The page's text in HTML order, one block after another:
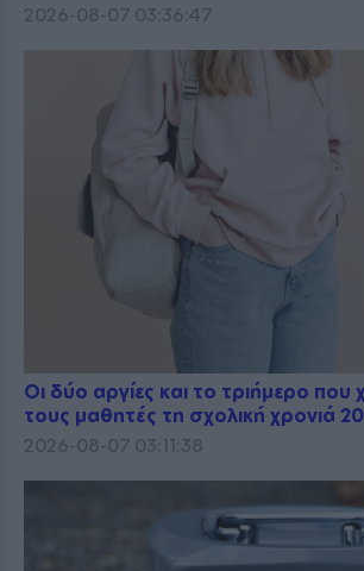
2026-08-07 03:36:47
Οι δύο αργίες και το τριήμερο που
τους μαθητές τη σχολική χρονιά
2026-08-07 03:11:38